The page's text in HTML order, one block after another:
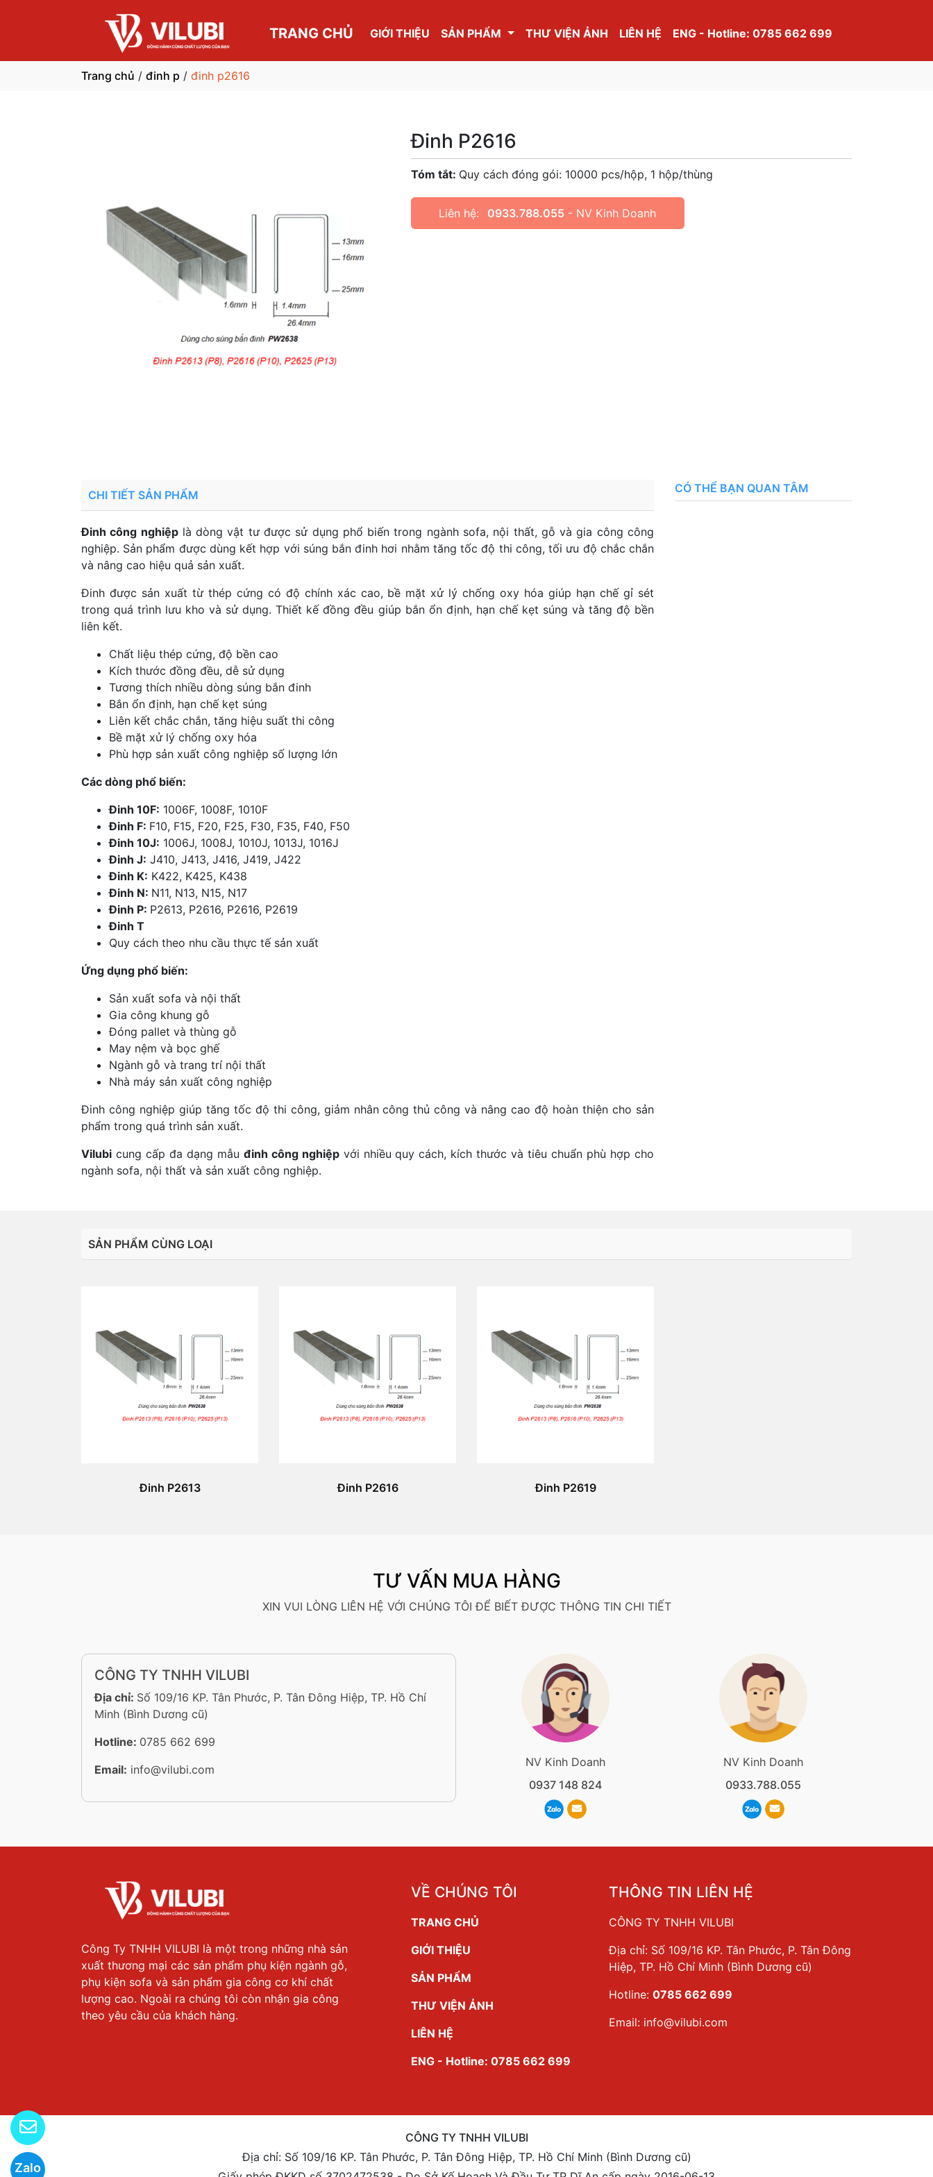
Zalo
TRANG CHỦ GIỚI THIỆU SẢN PHẨM THƯ VIỆN ẢNH LIÊN HỆ ENG - Hotline: 0785 662 699
Trang chủ / đinh p / đinh p2616
Đinh P2616
Tóm tắt: Quy cách đóng gói: 10000 pcs/hộp, 1 hộp/thùng
Liên hệ: 0933.788.055 - NV Kinh Doanh
CHI TIẾT SẢN PHẨM
Đinh công nghiệplà dòng vật tư được sử dụng phổ biến trong ngành sofa, nội thất, gỗ và gia công công
nghiệp. Sản phẩm được dùng kết hợp với súng bắn đinh hơi nhằm tăng tốc độ thi công, tối ưu độ chắc chắn
và nâng cao hiệu quả sản xuất.
Đinh được sản xuất từ thép cứng có độ chính xác cao, bề mặt xử lý chống oxy hóa giúp hạn chế gỉ sét
trong quá trình lưu kho và sử dụng. Thiết kế đồng đều giúp bắn ổn định, hạn chế kẹt súng và tăng độ bền
liên kết.
Chất liệu thép cứng, độ bền cao
Kích thước đồng đều, dễ sử dụng
Tương thích nhiều dòng súng bắn đinh
Bắn ổn định, hạn chế kẹt súng
Liên kết chắc chắn, tăng hiệu suất thi công
Bề mặt xử lý chống oxy hóa
Phù hợp sản xuất công nghiệp số lượng lớn
Các dòng phổ biến:
Đinh 10F: 1006F, 1008F, 1010F
Đinh F: F10, F15, F20, F25, F30, F35, F40, F50
Đinh 10J: 1006J, 1008J, 1010J, 1013J, 1016J
Đinh J: J410, J413, J416, J419, J422
Đinh K: K422, K425, K438
Đinh N: N11, N13, N15, N17
Đinh P: P2613, P2616, P2616, P2619
Đinh T
Quy cách theo nhu cầu thực tế sản xuất
Ứng dụng phổ biến:
Sản xuất sofa và nội thất
Gia công khung gỗ
Đóng pallet và thùng gỗ
May nệm và bọc ghế
Ngành gỗ và trang trí nội thất
Nhà máy sản xuất công nghiệp
Đinh công nghiệp giúp tăng tốc độ thi công, giảm nhân công thủ công và nâng cao độ hoàn thiện cho sản
phẩm trong quá trình sản xuất.
Vilubi cung cấp đa dạng mẫu đinh công nghiệpvới nhiều quy cách, kích thước và tiêu chuẩn phù hợp cho
ngành sofa, nội thất và sản xuất công nghiệp.
CÓ THỂ BẠN QUAN TÂM
SẢN PHẨM CÙNG LOẠI
Đinh P2613 Đinh P2616 Đinh P2619
TƯ VẤN MUA HÀNG
XIN VUI LÒNG LIÊN HỆ VỚI CHÚNG TÔI ĐỂ BIẾT ĐƯỢC THÔNG TIN CHI TIẾT
CÔNG TY TNHH VILUBI
Địa chỉ: Số 109/16 KP. Tân Phước, P. Tân Đông Hiệp, TP. Hồ Chí
Minh (Bình Dương cũ)
Hotline: 0785 662 699
Email: info@vilubi.com
NV Kinh Doanh
0937 148 824
NV Kinh Doanh
0933.788.055
Công Ty TNHH VILUBI là một trong những nhà sản
xuất thương mại các sản phẩm phụ kiện ngành gỗ,
phụ kiện sofa và sản phẩm gia công cơ khí chất
lượng cao. Ngoài ra chúng tôi còn nhận gia công
theo yêu cầu của khách hàng.
VỀ CHÚNG TÔI
TRANG CHỦ
GIỚI THIỆU
SẢN PHẨM
THƯ VIỆN ẢNH
LIÊN HỆ
ENG - Hotline: 0785 662 699
THÔNG TIN LIÊN HỆ
CÔNG TY TNHH VILUBI
Địa chỉ: Số 109/16 KP. Tân Phước, P. Tân Đông
Hiệp, TP. Hồ Chí Minh (Bình Dương cũ)
Hotline: 0785 662 699
Email: info@vilubi.com
CÔNG TY TNHH VILUBI
Địa chỉ: Số 109/16 KP. Tân Phước, P. Tân Đông Hiệp, TP. Hồ Chí Minh (Bình Dương cũ)